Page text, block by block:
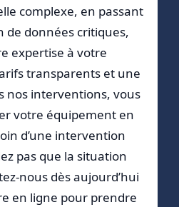
complexe, en passant
de données critiques,
expertise à votre
transparents et une
nos interventions, vous
votre équipement en
d’une intervention
pas que la situation
nous dès aujourd’hui
en ligne pour prendre